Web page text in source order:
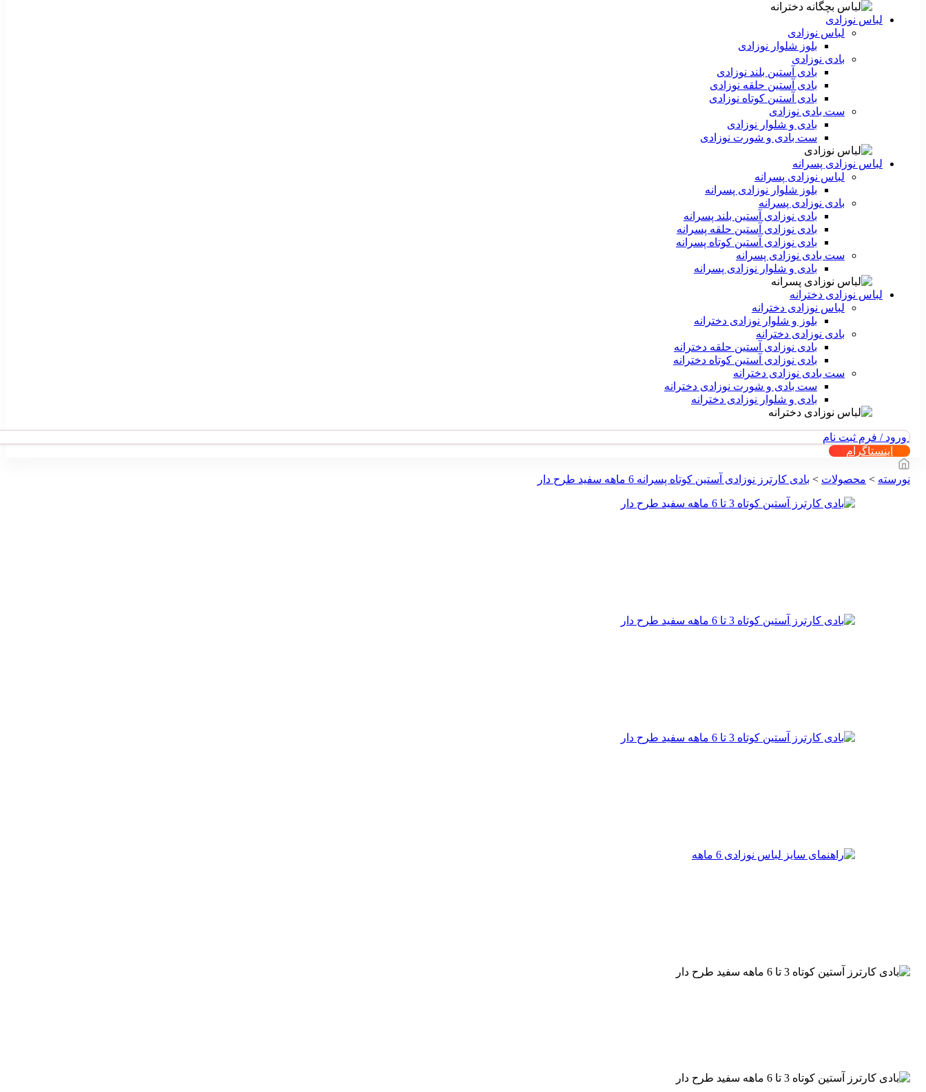
لباس نوزادی
لباس نوزادی
بلوز شلوار نوزادی
بادی نوزادی
بادی آستین بلند نوزادی
بادی آستین حلقه نوزادی
بادی آستین کوتاه نوزادی
ست بادی نوزادی
بادی و شلوار نوزادی
ست بادی و شورت نوزادی
لباس نوزادی پسرانه
لباس نوزادی پسرانه
بلوز شلوار نوزادی پسرانه
بادی نوزادی پسرانه
بادی نوزادی آستین بلند پسرانه
بادی نوزادی آستین حلقه پسرانه
بادی نوزادی آستین کوتاه پسرانه
ست بادی نوزادی پسرانه
بادی و شلوار نوزادی پسرانه
لباس نوزادی دخترانه
لباس نوزادی دخترانه
بلوز و شلوار نوزادی دخترانه
بادی نوزادی دخترانه
بادی نوزادی آستین حلقه دخترانه
بادی نوزادی آستین کوتاه دخترانه
ست بادی نوزادی دخترانه
ست بادی و شورت نوزادی دخترانه
بادی و شلوار نوزادی دخترانه
ورود / فرم ثبت نام
اینستاگرام
نورسته > محصولات > بادی کارترز نوزادی آستین کوتاه پسرانه 6 ماهه سفید طرح دار